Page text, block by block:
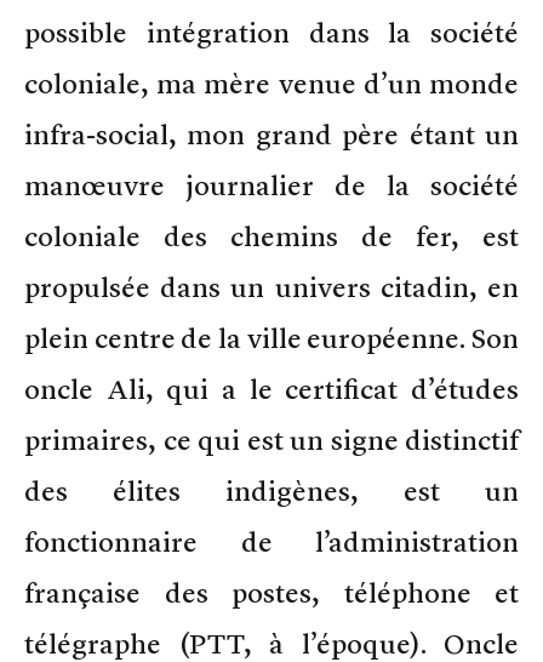
possible intégration dans la société
coloniale, ma mère venue d’un monde
infra-social, mon grand père étant un
manœuvre journalier de la société
coloniale des chemins de fer, est
propulsée dans un univers citadin, en
plein centre de la ville européenne. Son
oncle Ali, qui a le certificat d’études
primaires, ce qui est un signe distinctif
des élites indigènes, est un
fonctionnaire de l’administration
française des postes, téléphone et
télégraphe (PTT, à l’époque). Oncle